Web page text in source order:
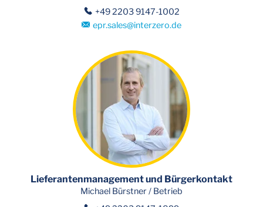
+49 2203 9147-1002
epr.sales@interzero.de
Lieferantenmanagement und Bürgerkontakt
Michael Bürstner / Betrieb